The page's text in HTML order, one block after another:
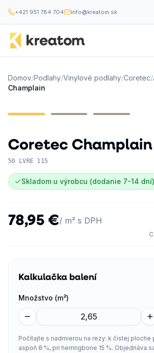
+421 951 784 704 info@kreatom.sk
Domov/Podlahy/Vinylové podlahy/Coretec/
Champlain
Coretec Champlain
50 LVRE 115
Skladom u výrobcu (dodanie 7-14 dní)
78,95 €/ m² s DPH
Kalkulačka balení
Množstvo (m²)
Počítajte s nadmierou na rezy: k čistej ploche
aspoň 8 %, pri herringbone 15 %. Objednáva